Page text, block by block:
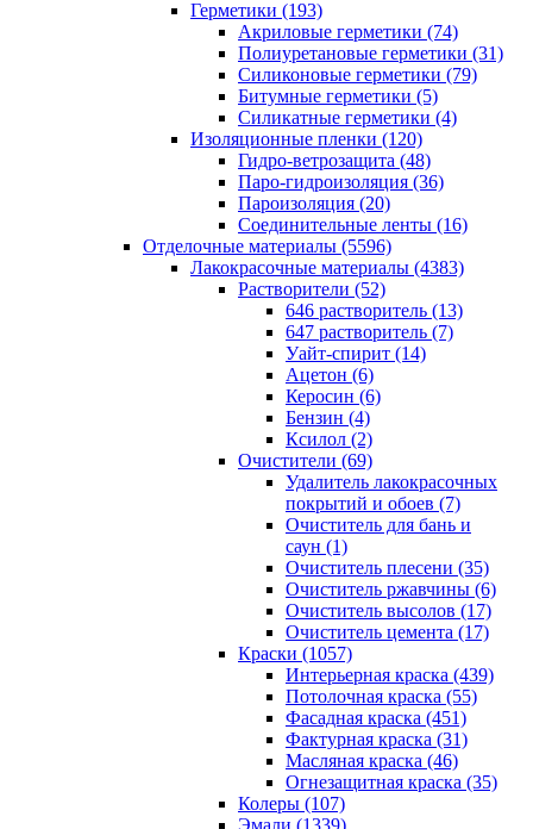
Герметики (193)
Акриловые герметики (74)
Полиуретановые герметики (31)
Силиконовые герметики (79)
Битумные герметики (5)
Силикатные герметики (4)
Изоляционные пленки (120)
Гидро-ветрозащита (48)
Паро-гидроизоляция (36)
Пароизоляция (20)
Соединительные ленты (16)
Отделочные материалы (5596)
Лакокрасочные материалы (4383)
Растворители (52)
646 растворитель (13)
647 растворитель (7)
Уайт-спирит (14)
Ацетон (6)
Керосин (6)
Бензин (4)
Ксилол (2)
Очистители (69)
Удалитель лакокрасочных
покрытий и обоев (7)
Очиститель для бань и
саун (1)
Очиститель плесени (35)
Очиститель ржавчины (6)
Очиститель высолов (17)
Очиститель цемента (17)
Краски (1057)
Интерьерная краска (439)
Потолочная краска (55)
Фасадная краска (451)
Фактурная краска (31)
Масляная краска (46)
Огнезащитная краска (35)
Колеры (107)
Эмали (1339)